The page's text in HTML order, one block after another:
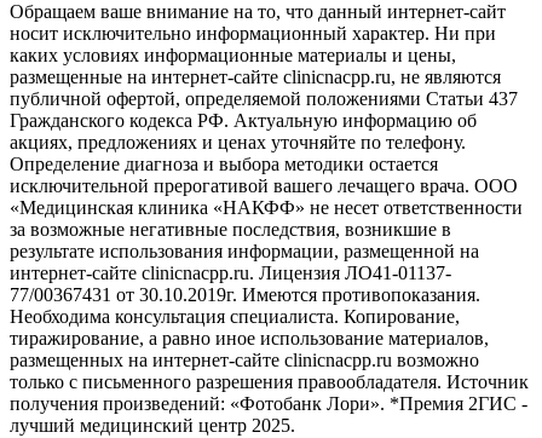
Обращаем ваше внимание на то, что данный интернет-сайт
носит исключительно информационный характер. Ни при
каких условиях информационные материалы и цены,
размещенные на интернет-сайте clinicnacpp.ru, не являются
публичной офертой, определяемой положениями Статьи 437
Гражданского кодекса РФ. Актуальную информацию об
акциях, предложениях и ценах уточняйте по телефону.
Определение диагноза и выбора методики остается
исключительной прерогативой вашего лечащего врача. ООО
«Медицинская клиника «НАКФФ» не несет ответственности
за возможные негативные последствия, возникшие в
результате использования информации, размещенной на
интернет-сайте clinicnacpp.ru. Лицензия ЛО41-01137-
77/00367431 от 30.10.2019г. Имеются противопоказания.
Необходима консультация специалиста. Копирование,
тиражирование, а равно иное использование материалов,
размещенных на интернет-сайте clinicnacpp.ru возможно
только с письменного разрешения правообладателя. Источник
получения произведений: «Фотобанк Лори». *Премия 2ГИС -
лучший медицинский центр 2025.